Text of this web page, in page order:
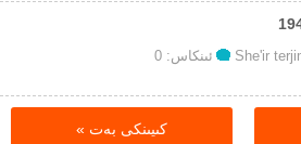
She'ir ئىنكاس: 0
كىيىنكى بەت »